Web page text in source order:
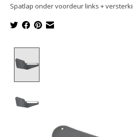
Spatlap onder voordeur links +